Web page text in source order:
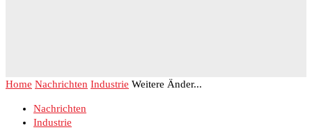
Home Nachrichten Industrie Weitere Änder...
Nachrichten
Industrie